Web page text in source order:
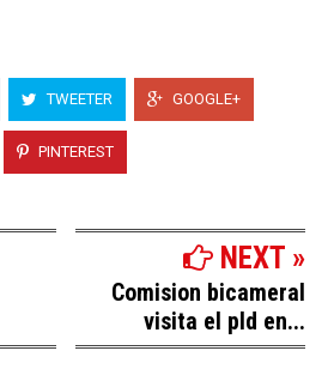
TWEETER GOOGLE+
PINTEREST
NEXT »
Comision bicameral
visita el pld en...